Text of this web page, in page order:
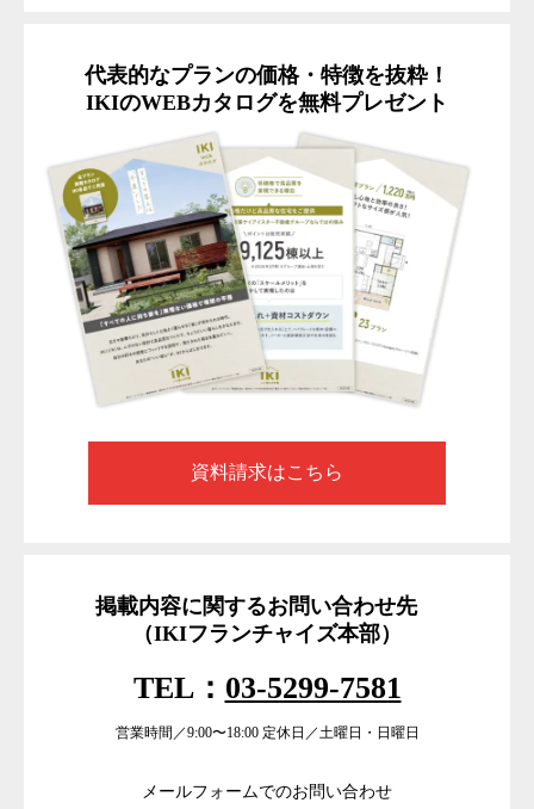
代表的なプランの価格・特徴を抜粋！
IKIのWEBカタログを無料プレゼント
資料請求はこちら
掲載内容に関するお問い合わせ先
（IKIフランチャイズ本部）
TEL： 03-5299-7581
営業時間／9:00〜18:00 定休日／土曜日・日曜日
メールフォームでのお問い合わせ